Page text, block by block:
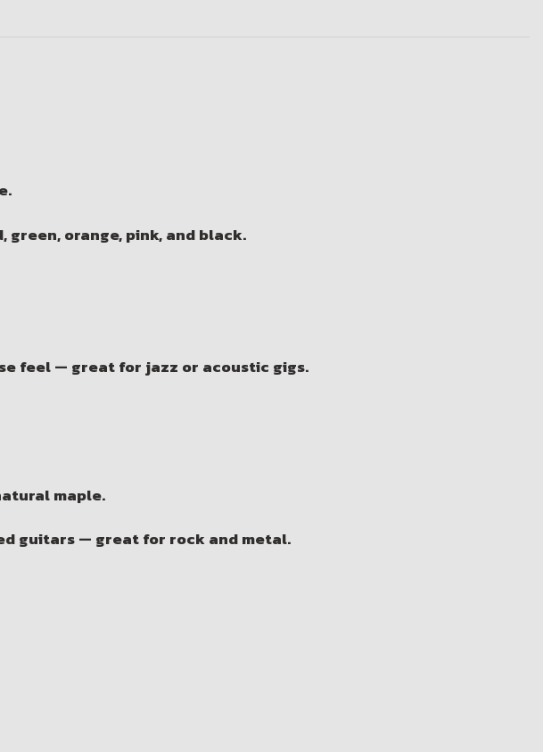
orange, pink, and black.
feel — great for jazz or acoustic gigs.
maple.
guitars — great for rock and metal.